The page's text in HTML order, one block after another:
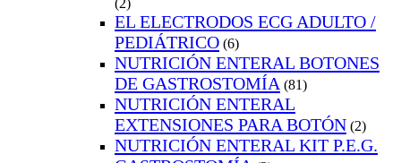
(2)
EL ELECTRODOS ECG ADULTO /
PEDIÁTRICO (6)
NUTRICIÓN ENTERAL BOTONES
DE GASTROSTOMÍA (81)
NUTRICIÓN ENTERAL
EXTENSIONES PARA BOTÓN (2)
NUTRICIÓN ENTERAL KIT P.E.G.